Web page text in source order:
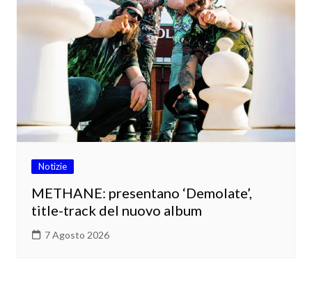
Notizie
METHANE: presentano ‘Demolate’,
title-track del nuovo album
7 Agosto 2026